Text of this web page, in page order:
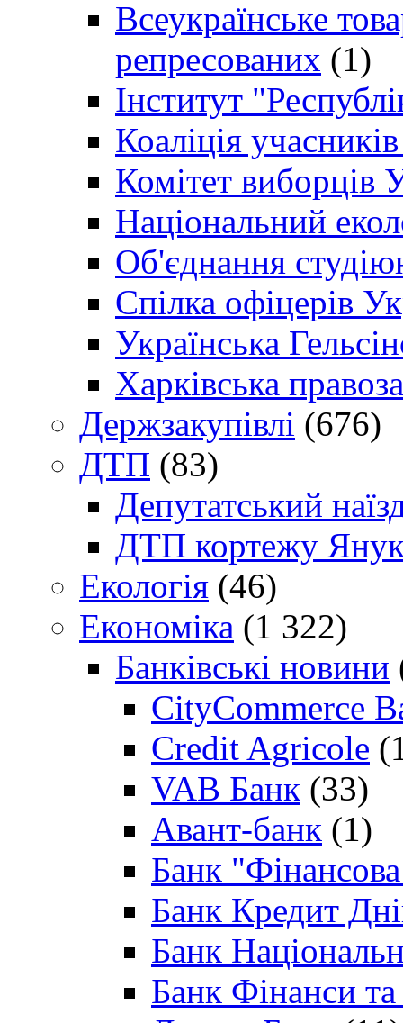
Всеукраїнське
репресованих (1)
Інститут
Коаліція
Комітет виборців
Національний
Об'єднання
Спілка офіцерів
Українська
Харківська
Держзакупівлі (676)
ДТП (83)
Депутатський
ДТП кортежу
Екологія (46)
Економіка (1 322)
Банківські новини
CityCommerce
Credit Agricole
VAB Банк (33)
Авант-банк (1)
Банк "Фінансова
Банк Кредит
Банк
Банк Фінанси